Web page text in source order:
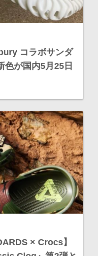
コラボサンダ
が国内5月25日
× Crocs】